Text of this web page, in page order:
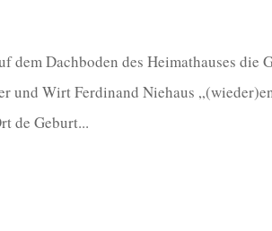
dem Dachboden des Heimathauses die
und Wirt Ferdinand Niehaus
de Geburt...